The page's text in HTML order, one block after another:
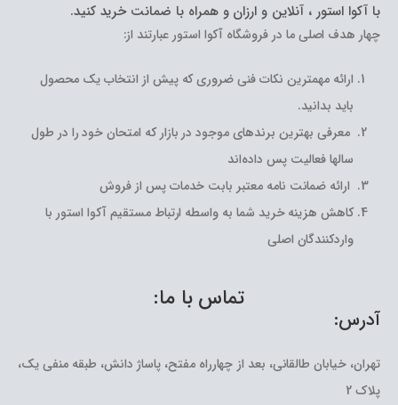
با آکوا استور ، آنلاین و ارزان و همراه با ضمانت خرید کنید.
چهار هدف اصلی ما در فروشگاه آکوا استور عبارتند از:
ارائه مهمترین نکات فنی ضروری که پیش از انتخاب یک محصول
باید بدانید.
معرفی بهترین برندهای موجود در بازار که امتحان خود را در طول
سالها فعالیت پس داده‌اند
ارائه ضمانت نامه معتبر بابت خدمات پس از فروش
کاهش هزینه خرید شما به واسطه ارتباط مستقیم آکوا استور با
واردکنندگان اصلی
تماس با ما:
آدرس:
تهران، خیابان طالقانی، بعد از چهارراه مفتح، پاساژ دانش، طبقه منفی یک،
پلاک 2